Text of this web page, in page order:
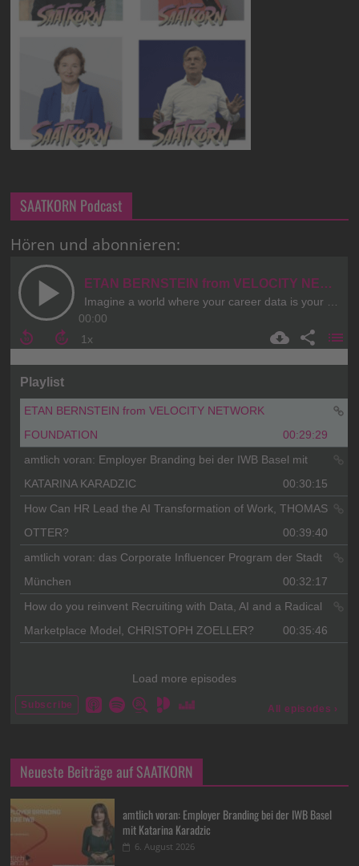
SAATKORN Podcast
Hören und abonnieren:
Neueste Beiträge auf SAATKORN
amtlich voran: Employer Branding bei der IWB Basel
mit Katarina Karadzic
6. August 2026